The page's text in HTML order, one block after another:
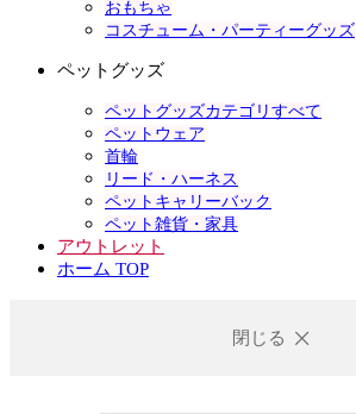
おもちゃ
コスチューム・パーティーグッズ
ペットグッズ
ペットグッズカテゴリすべて
ペットウェア
首輪
リード・ハーネス
ペットキャリーバック
ペット雑貨・家具
アウトレット
ホーム TOP
閉じる